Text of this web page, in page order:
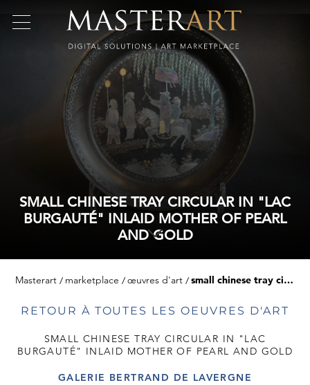
SMALL CHINESE TRAY CIRCULAR IN "LAC
BURGAUTÉ" INLAID MOTHER OF PEARL
AND GOLD
Masterart marketplace œuvres d'art small chinese tray circular in "lac burgauté" inlaid mother of pearl and gold
RETOUR À TOUTES LES OEUVRES D'ART
SMALL CHINESE TRAY CIRCULAR IN "LAC
BURGAUTÉ" INLAID MOTHER OF PEARL AND GOLD
GALERIE BERTRAND DE LAVERGNE